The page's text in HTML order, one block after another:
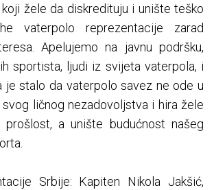
žele da diskredituju i unište teško
vaterpolo reprezentacije zarad
Apelujemo na javnu podršku,
sportista, ljudi iz svijeta vaterpola, i
je stalo da vaterpolo savez ne ode u
ličnog nezadovoljstva i hira žele
prošlost, a unište budućnost našeg
Srbije: Kapiten Nikola Jakšić,